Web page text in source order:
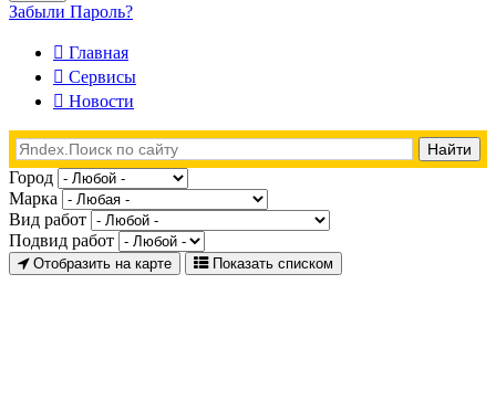
Забыли Пароль?
Главная
Сервисы
Новости
Город
Марка
Вид работ
Подвид работ
Отобразить на карте Показать списком